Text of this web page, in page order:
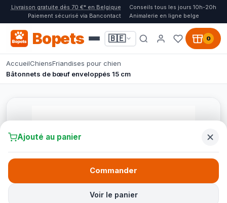
Livraison gratuite dès 70 €* en Belgique
Conseils tous les jours 10h-20h
Paiement sécurisé via Bancontact
Animalerie en ligne belge
Bopets 🇧🇪 0
AccueilChiensFriandises pour chien
Bâtonnets de bœuf enveloppés 15 cm
Ajouté au panier
Voir le panier
Commander